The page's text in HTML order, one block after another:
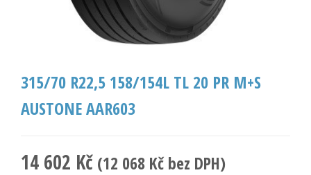
315/70 R22,5 158/154L TL 20 PR M+S
AUSTONE AAR603
14 602 Kč (12 068 Kč bez DPH)